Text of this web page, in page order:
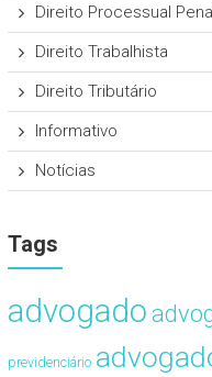
Direito Processual
Direito Trabalhista
Direito Tributário
Informativo
Notícias
Tags
advogado
previdenciário